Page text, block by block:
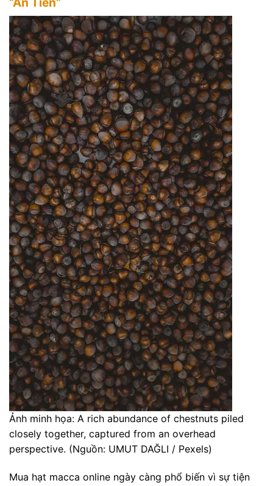
Ảnh minh họa: A rich abundance of chestnuts piled
closely together, captured from an overhead
perspective. (Nguồn: UMUT DAĞLI / Pexels)
Mua hạt macca online ngày càng phổ biến vì sự tiện